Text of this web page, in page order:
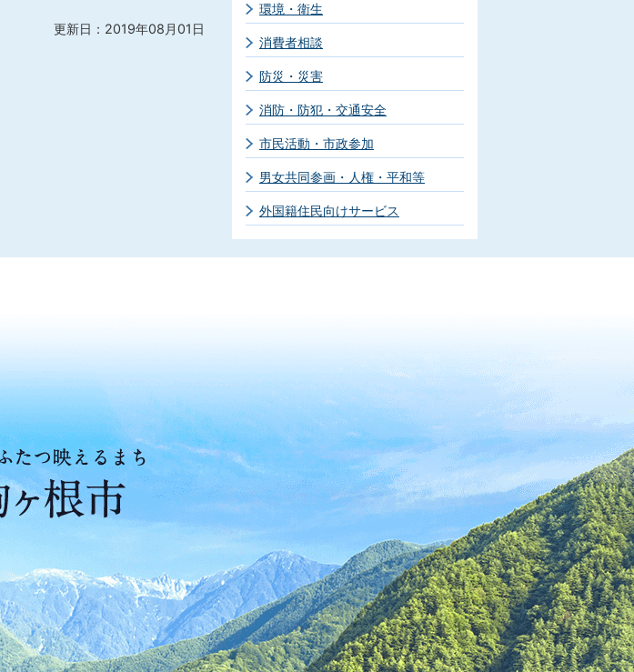
更新日：2019年08月01日
環境・衛生
消費者相談
防災・災害
消防・防犯・交通安全
市民活動・市政参加
男女共同参画・人権・平和等
外国籍住民向けサービス